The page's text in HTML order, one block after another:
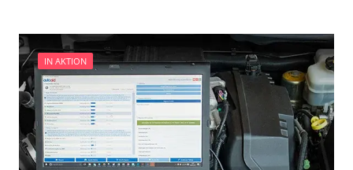
und Konfiguration
IN AKTION